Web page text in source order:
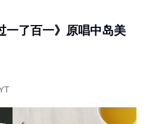
一了百一》原唱中岛美